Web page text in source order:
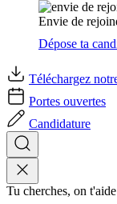
Envie de
Dépose ta
Téléchargez
Portes ouvertes
Candidature
Tu cherches, on